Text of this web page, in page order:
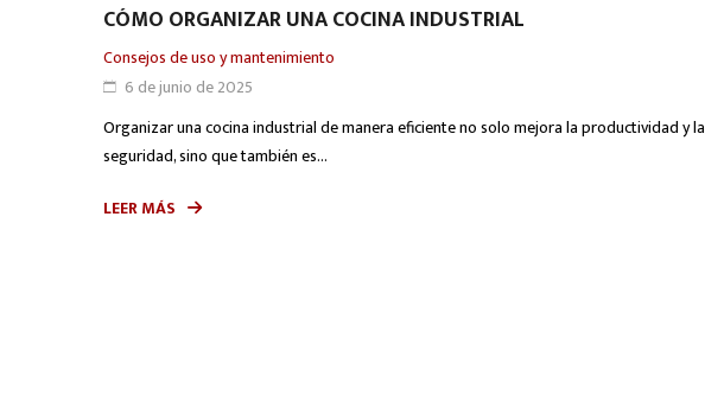
CÓMO ORGANIZAR UNA COCINA INDUSTRIAL
Consejos de uso y mantenimiento
6 de junio de 2025
Organizar una cocina industrial de manera eficiente no solo mejora la productividad y la
seguridad, sino que también es...
LEER MÁS